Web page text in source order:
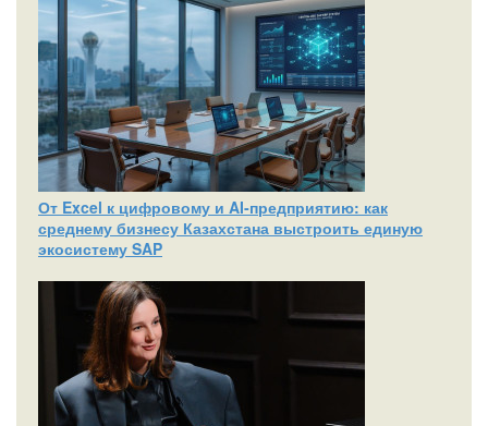
От Excel к цифровому и AI‑предприятию: как
среднему бизнесу Казахстана выстроить единую
экосистему SAP